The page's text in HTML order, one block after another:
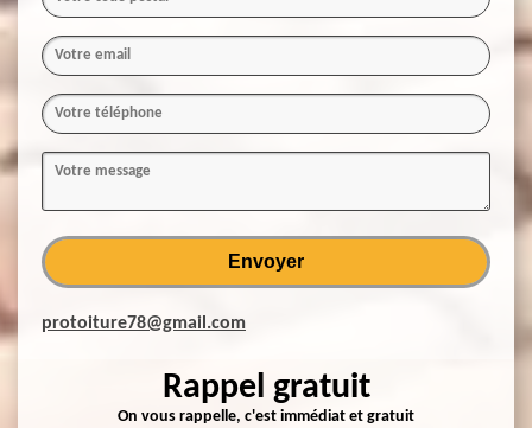
protoiture78@gmail.com
Rappel gratuit
On vous rappelle, c'est immédiat et gratuit